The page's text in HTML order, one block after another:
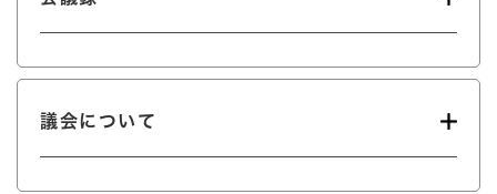
議会について